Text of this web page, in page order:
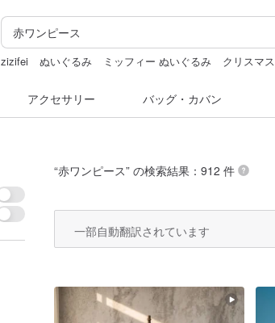
zizifei ぬいぐるみ ミッフィー ぬいぐるみ クリスマス
アクセサリー バッグ・カバン
“赤ワンピース” の検索結果：912 件
一部自動翻訳されています